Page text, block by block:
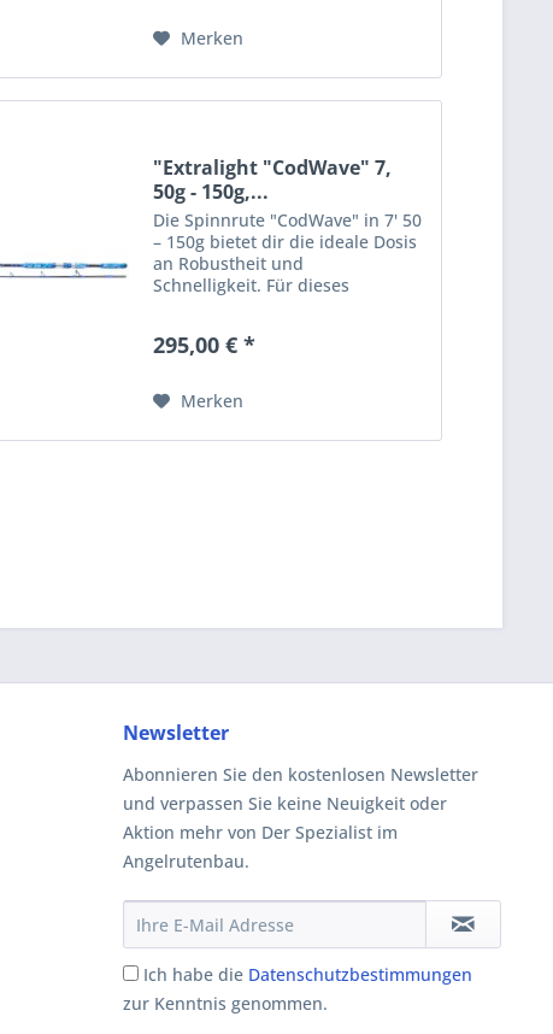
Merken
"Extralight "CodWave" 7,
50g - 150g,...
Die Spinnrute "CodWave" in 7' 50
– 150g bietet dir die ideale Dosis
an Robustheit und
Schnelligkeit. Für dieses
wahrlich zu einem Fremdwort. Du
ununterbrochen...
295,00 € *
Merken
Newsletter
Abonnieren Sie den kostenlosen Newsletter
und verpassen Sie keine Neuigkeit oder
Aktion mehr von Der Spezialist im
Angelrutenbau.
Ich habe die Datenschutzbestimmungen
zur Kenntnis genommen.